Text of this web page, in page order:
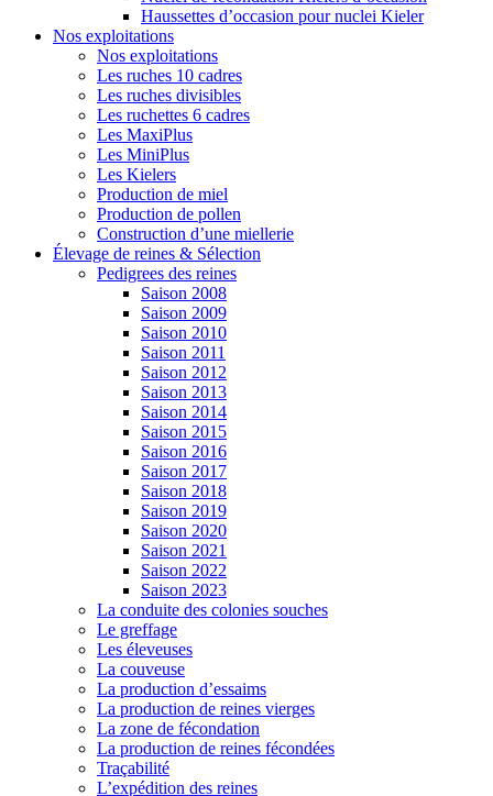
Haussettes d’occasion pour nuclei Kieler
Nos exploitations
Nos exploitations
Les ruches 10 cadres
Les ruches divisibles
Les ruchettes 6 cadres
Les MaxiPlus
Les MiniPlus
Les Kielers
Production de miel
Production de pollen
Construction d’une miellerie
Élevage de reines & Sélection
Pedigrees des reines
Saison 2008
Saison 2009
Saison 2010
Saison 2011
Saison 2012
Saison 2013
Saison 2014
Saison 2015
Saison 2016
Saison 2017
Saison 2018
Saison 2019
Saison 2020
Saison 2021
Saison 2022
Saison 2023
La conduite des colonies souches
Le greffage
Les éleveuses
La couveuse
La production d’essaims
La production de reines vierges
La zone de fécondation
La production de reines fécondées
Traçabilité
L’expédition des reines